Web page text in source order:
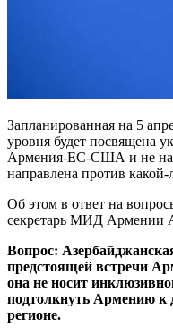
Запланированная на 5
уровня будет посвящена
Армения-ЕС-США и не
направлена ​​против
Об этом в ответ на
секретарь МИД Армении
Вопрос:
предстоящей встречи
она не носит
подтолкнуть Армению к
регионе.